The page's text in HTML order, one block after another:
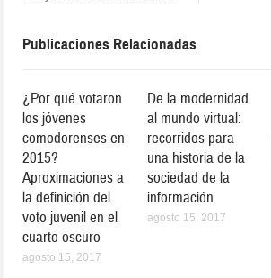
Publicaciones Relacionadas
¿Por qué votaron
los jóvenes
comodorenses en
2015?
Aproximaciones a
la definición del
voto juvenil en el
cuarto oscuro
agosto 15, 2017
De la modernidad
al mundo virtual:
recorridos para
una historia de la
sociedad de la
información
agosto 15, 2017